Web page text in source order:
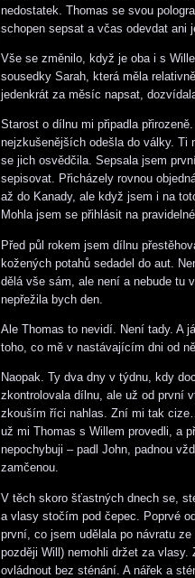
nedostatek. Thomas se svou
schopen sepsat a včas odevdat ani
Vše se změnilo, když je oba i s
sousedky Sarah, která měla
jedenkrát za měsíc napsat,
Starost o dílnu mi připadla
nejzkušenějších odešla do války.
se jich osvědčila. Sepsala jsem
sepisovat. Přicházely rovnou
až do Kanady, ale když jsem i na
Mohla jsem se přihlásit na
Před půl rokem jsem dílnu
kožených potahů sedadel do aut.
dělá vše sám, ale není a nebude tu
nepřežila bych den.
Ale Thomas to nevidí. Není tady. A
toho, co mě v nastávajícím dni od
Naopak. Ty dva dny v týdnu, kdy
zkontrolovala dílnu, ale už od první
zkouším říci nahlas. Zní mi tak
už mi Thomas s Willem provedli, a
nepochybuji – padl John, padnou
zamčenou.
V těch skoro šťastných dnech se,
a vlasy stočím pod čepec. Poprvé
první, co jsem udělala po návratu
později Will) nemohli držet za
ovládnout bez sténání. A nářek a